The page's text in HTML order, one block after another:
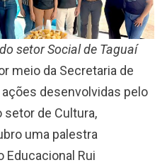
setor Social de Taguaí
meio da Secretaria de
desenvolvidas pelo
setor de Cultura,
uma palestra
Educacional Rui